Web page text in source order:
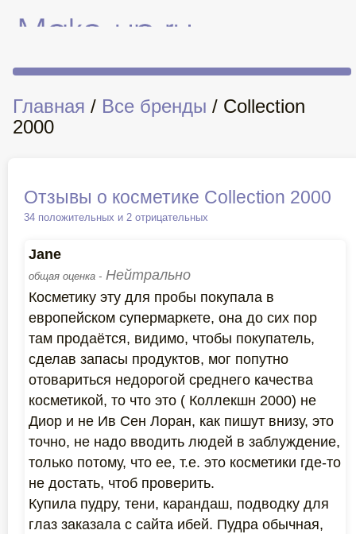
Главная / Все бренды / Collection
2000
Отзывы о косметике Collection 2000
34 положительных и 2 отрицательных
Jane
общая оценка - Нейтрально
Косметику эту для пробы покупала в
европейском супермаркете, она до сих пор
там продаётся, видимо, чтобы покупатель,
сделав запасы продуктов, мог попутно
отовариться недорогой среднего качества
косметикой, то что это ( Коллекшн 2000) не
Диор и не Ив Сен Лоран, как пишут внизу, это
точно, не надо вводить людей в заблуждение,
только потому, что ее, т.е. это косметики где-то
не достать, чтоб проверить.
Купила пудру, тени, карандаш, подводку для
глаз заказала с сайта ибей. Пудра обычная,